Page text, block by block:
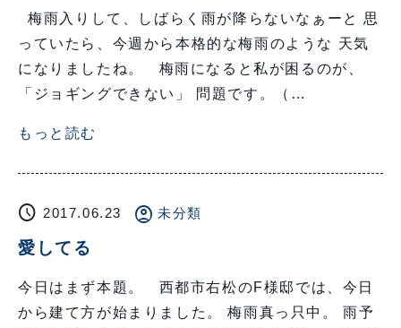
梅雨入りして、しばらく雨が降らないなぁーと 思
っていたら、今週から本格的な梅雨のような 天気
になりましたね。 梅雨になると私が困るのが、
「ジョギングできない」 問題です。（…
もっと読む
schedule 2017.06.23 account_circle 未分類
愛してる
今日はまず本題。 西都市右松のF様邸では、今日
から建て方が始まりました。 梅雨真っ只中。 雨予